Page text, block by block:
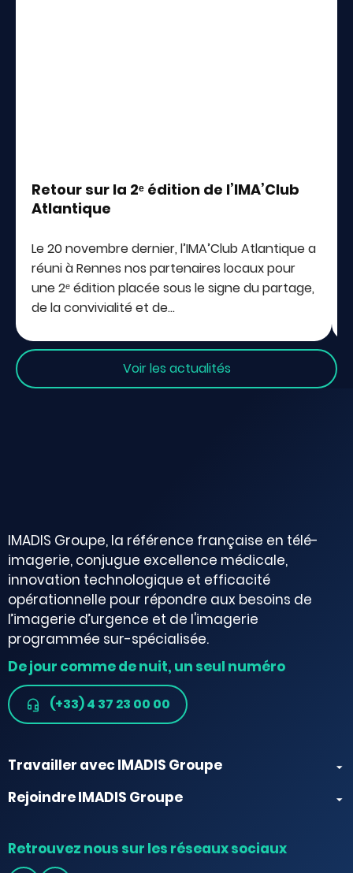
Retour sur la 2ᵉ édition de l’IMA’Club
Atlantique
Le 20 novembre dernier, l’IMA’Club Atlantique a
réuni à Rennes nos partenaires locaux pour
une 2ᵉ édition placée sous le signe du partage,
de la convivialité et de…
Voir les actualités
IMADIS Groupe, la référence française en télé-
imagerie, conjugue excellence médicale,
innovation technologique et efficacité
opérationnelle pour répondre aux besoins de
l’imagerie d’urgence et de l'imagerie
programmée sur-spécialisée.
De jour comme de nuit, un seul numéro
(+33) 4 37 23 00 00
Travailler avec IMADIS Groupe
Rejoindre IMADIS Groupe
Retrouvez nous sur les réseaux sociaux